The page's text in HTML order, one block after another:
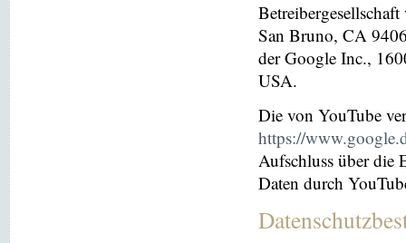
San Bruno, CA
der Google Inc.,
USA.
Die von YouTube
https://
Aufschluss über die
Daten durch